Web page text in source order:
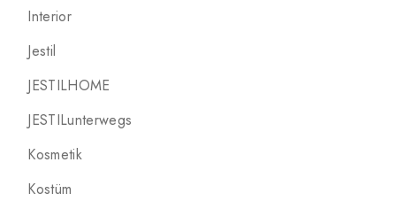
Interior
Jestil
JESTILHOME
JESTILunterwegs
Kosmetik
Kostüm